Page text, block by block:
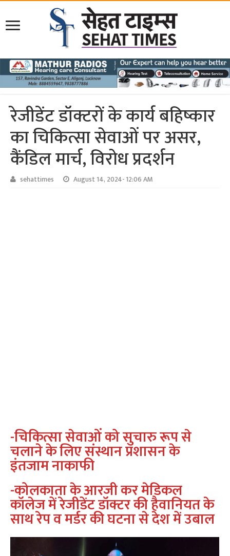
रेजीडेंट डॉक्टरों के कार्य बहिष्कार
का चिकित्सा सेवाओं पर असर,
कैंडिल मार्च, विरोध प्रदर्शन
sehattimes August 14, 2024- 12:06 AM
-चिकित्सा सेवाओं को सुचारु रूप से
चलाने के लिए संस्थान प्रशासन के
इंतजाम नाकाफी
-कोलकाता के आरजी कर मेडिकल
कॉलेज में रेजीडेंट डॉक्टर की हैवानियत के
साथ रेप व मर्डर की घटना से देश में उबाल